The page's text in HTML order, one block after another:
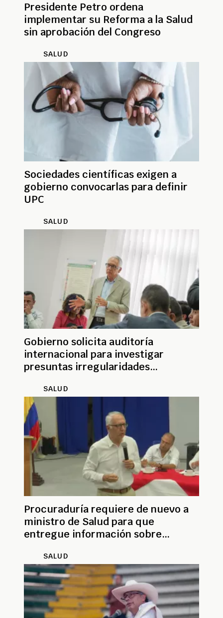
Presidente Petro ordena
implementar su Reforma a la Salud
sin aprobación del Congreso
SALUD
Sociedades científicas exigen a
gobierno convocarlas para definir
UPC
SALUD
Gobierno solicita auditoría
internacional para investigar
presuntas irregularidades
SALUD
Procuraduría requiere de nuevo a
ministro de Salud para que
entregue información sobre
SALUD